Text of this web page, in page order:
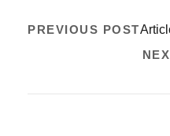
PREVIOUS POST